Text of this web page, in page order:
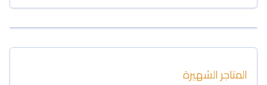
المتاجر الشهيرة